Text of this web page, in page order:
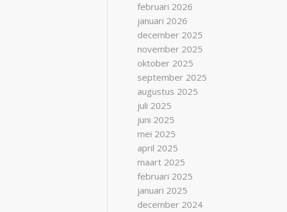
februari 2026
januari 2026
december 2025
november 2025
oktober 2025
september 2025
augustus 2025
juli 2025
juni 2025
mei 2025
april 2025
maart 2025
februari 2025
januari 2025
december 2024